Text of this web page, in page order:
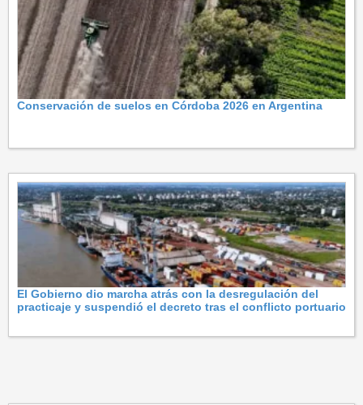
Conservación de suelos en Córdoba 2026 en Argentina
El Gobierno dio marcha atrás con la desregulación del
practicaje y suspendió el decreto tras el conflicto portuario